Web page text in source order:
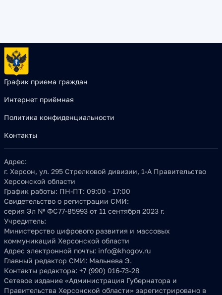
График приема граждан
Интернет приёмная
Политика конфиденциальности
Контакты
Адрес:
г. Херсон, ул. 295 Стрелковой дивизии, 1-А Правительство
Херсонской области
График работы: ПН-ПТ: 09:00 - 17:00
Свидетельство о регистрации СМИ:
серия Эл № ФС77-85993 от 11 сентября 2023 г.
Учредитель:
Министерство цифрового развития и массовых
коммуникаций Херсонской области
Адрес электронной почты: info@khogov.ru
Главный редактор СМИ: Мальнева Э.
Контакты редактора: +7 (990) 016-73-28
Сетевое издание «Администрация Губернатора и
Правительства Херсонской области» зарегистрировано в